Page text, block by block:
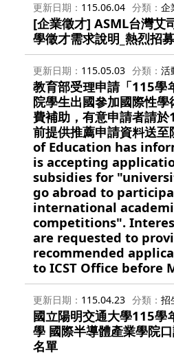
更新日期 115.06.04 分類 企
[企業徵才] ASML台灣艾
學徵才需求說明_熱烈招
更新日期 115.05.03 分類 活
教育部受理申請「115學
院學生出國參加國際性
費補助，有意申請者請
前提供推薦申請資料送
of Education has
is accepting
subsidies for
go abroad to
international
competitions".
are requested to
recommended
to ICST Office before
更新日期 115.04.23 分類 招
國立陽明交通大學115學
學 國際半導體產業學院
名單